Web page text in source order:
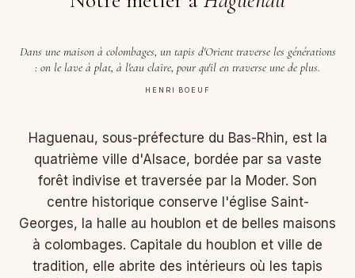
Dans une maison à colombages, un tapis d'Orient traverse les générations
: on le lave à plat, à l'eau claire, pour qu'il en traverse une de plus.
HENRI BOEUF
Haguenau, sous-préfecture du Bas-Rhin, est la
quatrième ville d'Alsace, bordée par sa vaste
forêt indivise et traversée par la Moder. Son
centre historique conserve l'église Saint-
Georges, la halle au houblon et de belles maisons
à colombages. Capitale du houblon et ville de
tradition, elle abrite des intérieurs où les tapis